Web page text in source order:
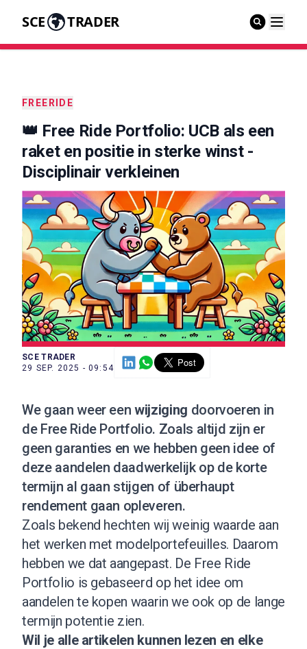
SCE TRADER
FREERIDE
👑 Free Ride Portfolio: UCB als een
raket en positie in sterke winst -
Disciplinair verkleinen
SCE TRADER
29 SEP. 2025 - 09:54
We gaan weer eenwijziging doorvoeren in
de Free Ride Portfolio. Zoals altijd zijn er
geen garanties en we hebben geen idee of
deze aandelen daadwerkelijk op de korte
termijn al gaan stijgen of überhaupt
rendement gaan opleveren.
Zoals bekend hechten wij weinig waarde aan
het werken met modelportefeuilles. Daarom
hebben we dat aangepast. De Free Ride
Portfolio is gebaseerd op het idee om
aandelen te kopen waarin we ook op de lange
termijn potentie zien.
Wil je alle artikelen kunnen lezen en elke